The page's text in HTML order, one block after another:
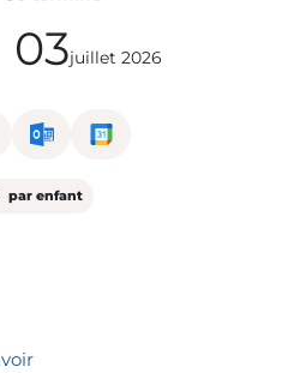
03juillet 2026
par enfant